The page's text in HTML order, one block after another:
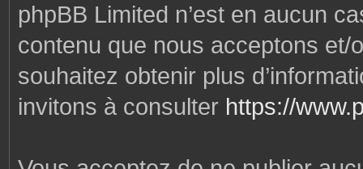
phpBB Limited n’est en aucun
contenu que nous acceptons et/
souhaitez obtenir plus
invitons à consulter https://